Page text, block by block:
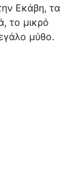
Εκάβη, τα
το μικρό
μύθο.